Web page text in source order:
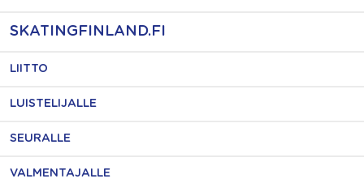
SKATINGFINLAND.FI
LIITTO
LUISTELIJALLE
SEURALLE
VALMENTAJALLE